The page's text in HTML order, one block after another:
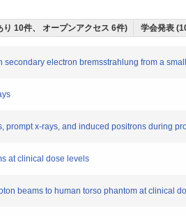
10件、 オープンアクセス 6件) 学会発表
electron bremsstrahlung from a
prompt x-rays, and induced positrons during
at clinical dose levels
beams to human torso phantom at clinical